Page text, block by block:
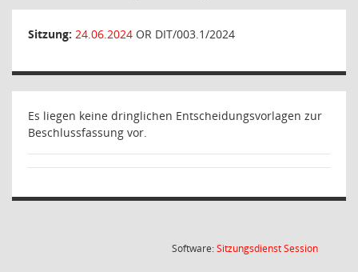
Sitzung: 24.06.2024 OR DIT/003.1/2024
Es liegen keine dringlichen Entscheidungsvorlagen zur
Beschlussfassung vor.
Software:SitzungsdienstSession(Wird in